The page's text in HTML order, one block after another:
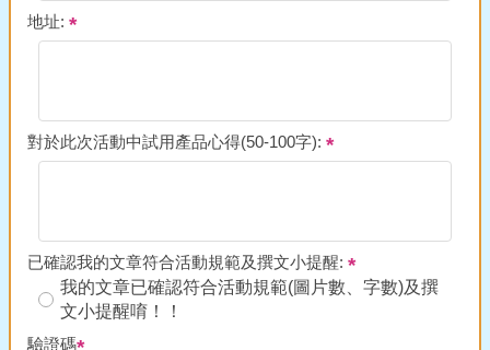
地址:
對於此次活動中試用產品心得(50-100字):
已確認我的文章符合活動規範及撰文小提醒:
我的文章已確認符合活動規範(圖片數、字數)及撰
文小提醒唷！！
驗證碼